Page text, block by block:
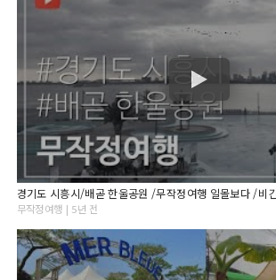
경기도 시흥시/배곧 한울공원 /무작정여행 일몰보다 /비
무작정여행 | 5년 전